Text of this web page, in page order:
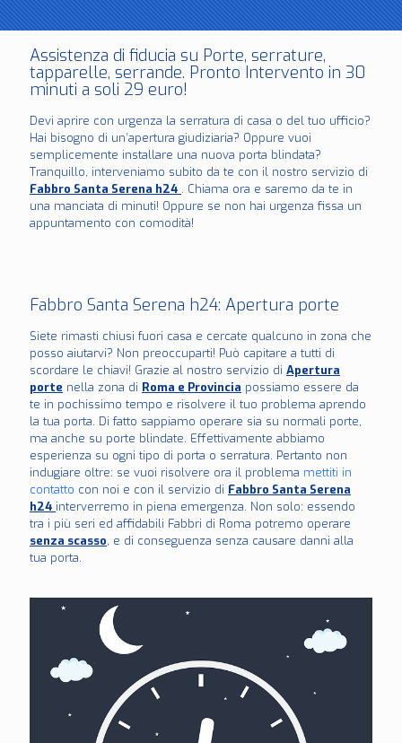
Assistenza di fiducia su Porte, serrature,
tapparelle, serrande. Pronto Intervento in 30
minuti a soli 29 euro!
Devi aprire con urgenza la serratura di casa o del tuo ufficio?
Hai bisogno di un’apertura giudiziaria? Oppure vuoi
semplicemente installare una nuova porta blindata?
Tranquillo, interveniamo subito da te con il nostro servizio di
Fabbro Santa Serena h24 . Chiama ora e saremo da te in
una manciata di minuti! Oppure se non hai urgenza fissa un
appuntamento con comodità!
Fabbro Santa Serena h24: Apertura porte
Siete rimasti chiusi fuori casa e cercate qualcuno in zona che
posso aiutarvi? Non preoccuparti! Può capitare a tutti di
scordare le chiavi! Grazie al nostro servizio di Apertura
porte nella zona di Roma e Provincia possiamo essere da
te in pochissimo tempo e risolvere il tuo problema aprendo
la tua porta. Di fatto sappiamo operare sia su normali porte,
ma anche su porte blindate. Effettivamente abbiamo
esperienza su ogni tipo di porta o serratura. Pertanto non
indugiare oltre: se vuoi risolvere ora il problema mettiti in
contatto con noi e con il servizio di Fabbro Santa Serena
h24 interverremo in piena emergenza. Non solo: essendo
tra i più seri ed affidabili Fabbri di Roma potremo operare
senza scasso, e di conseguenza senza causare danni alla
tua porta.